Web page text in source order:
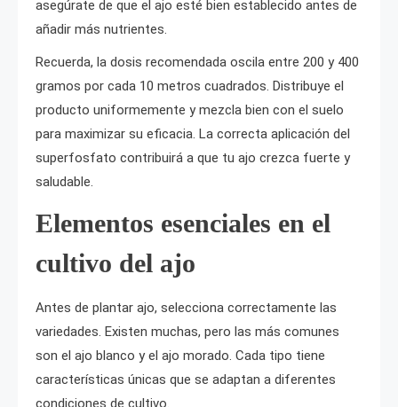
asegúrate de que el ajo esté bien establecido antes de
añadir más nutrientes.
Recuerda, la dosis recomendada oscila entre 200 y 400
gramos por cada 10 metros cuadrados. Distribuye el
producto uniformemente y mezcla bien con el suelo
para maximizar su eficacia. La correcta aplicación del
superfosfato contribuirá a que tu ajo crezca fuerte y
saludable.
Elementos esenciales en el
cultivo del ajo
Antes de plantar ajo, selecciona correctamente las
variedades. Existen muchas, pero las más comunes
son el ajo blanco y el ajo morado. Cada tipo tiene
características únicas que se adaptan a diferentes
condiciones de cultivo.